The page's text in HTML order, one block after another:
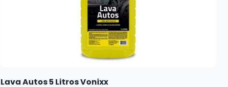
Lava Autos 5 Litros Vonixx